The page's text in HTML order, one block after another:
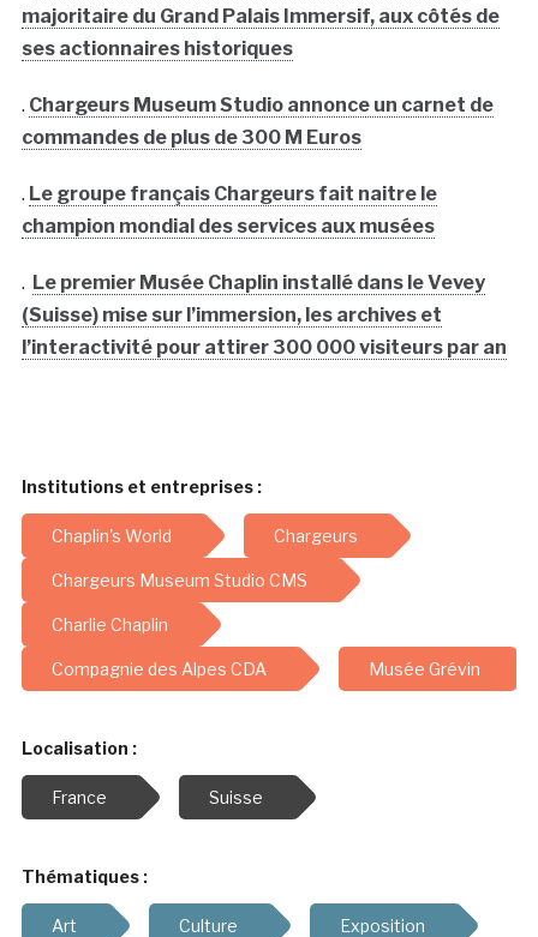
majoritaire du Grand Palais Immersif, aux côtés de
ses actionnaires historiques
. Chargeurs Museum Studio annonce un carnet de
commandes de plus de 300 M Euros
. Le groupe français Chargeurs fait naitre le
champion mondial des services aux musées
. Le premier Musée Chaplin installé dans le Vevey
(Suisse) mise sur l’immersion, les archives et
l’interactivité pour attirer 300 000 visiteurs par an
Institutions et entreprises :
Chaplin's World Chargeurs
Chargeurs Museum Studio CMS
Charlie Chaplin
Compagnie des Alpes CDA Musée Grévin
Localisation :
France Suisse
Thématiques :
Art Culture Exposition